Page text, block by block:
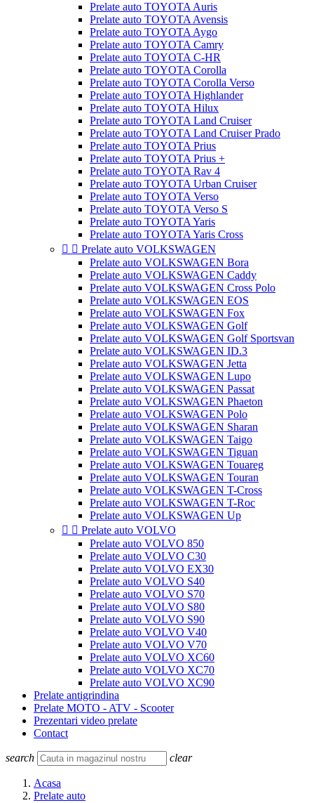
Prelate auto TOYOTA Auris
Prelate auto TOYOTA Avensis
Prelate auto TOYOTA Aygo
Prelate auto TOYOTA Camry
Prelate auto TOYOTA C-HR
Prelate auto TOYOTA Corolla
Prelate auto TOYOTA Corolla Verso
Prelate auto TOYOTA Highlander
Prelate auto TOYOTA Hilux
Prelate auto TOYOTA Land Cruiser
Prelate auto TOYOTA Land Cruiser Prado
Prelate auto TOYOTA Prius
Prelate auto TOYOTA Prius +
Prelate auto TOYOTA Rav 4
Prelate auto TOYOTA Urban Cruiser
Prelate auto TOYOTA Verso
Prelate auto TOYOTA Verso S
Prelate auto TOYOTA Yaris
Prelate auto TOYOTA Yaris Cross
  Prelate auto VOLKSWAGEN
Prelate auto VOLKSWAGEN Bora
Prelate auto VOLKSWAGEN Caddy
Prelate auto VOLKSWAGEN Cross Polo
Prelate auto VOLKSWAGEN EOS
Prelate auto VOLKSWAGEN Fox
Prelate auto VOLKSWAGEN Golf
Prelate auto VOLKSWAGEN Golf Sportsvan
Prelate auto VOLKSWAGEN ID.3
Prelate auto VOLKSWAGEN Jetta
Prelate auto VOLKSWAGEN Lupo
Prelate auto VOLKSWAGEN Passat
Prelate auto VOLKSWAGEN Phaeton
Prelate auto VOLKSWAGEN Polo
Prelate auto VOLKSWAGEN Sharan
Prelate auto VOLKSWAGEN Taigo
Prelate auto VOLKSWAGEN Tiguan
Prelate auto VOLKSWAGEN Touareg
Prelate auto VOLKSWAGEN Touran
Prelate auto VOLKSWAGEN T-Cross
Prelate auto VOLKSWAGEN T-Roc
Prelate auto VOLKSWAGEN Up
  Prelate auto VOLVO
Prelate auto VOLVO 850
Prelate auto VOLVO C30
Prelate auto VOLVO EX30
Prelate auto VOLVO S40
Prelate auto VOLVO S70
Prelate auto VOLVO S80
Prelate auto VOLVO S90
Prelate auto VOLVO V40
Prelate auto VOLVO V70
Prelate auto VOLVO XC60
Prelate auto VOLVO XC70
Prelate auto VOLVO XC90
Prelate antigrindina
Prelate MOTO - ATV - Scooter
Prezentari video prelate
Contact
search clear
Acasa
Prelate auto